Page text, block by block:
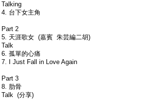
Talking
4. 台下女主角
Part 2
5. 天涯歌女 (嘉賓 朱芸編二胡)
Talk
6. 孤單的心痛
7. I Just Fall in Love Again
Part 3
8. 肋骨
Talk (分享)